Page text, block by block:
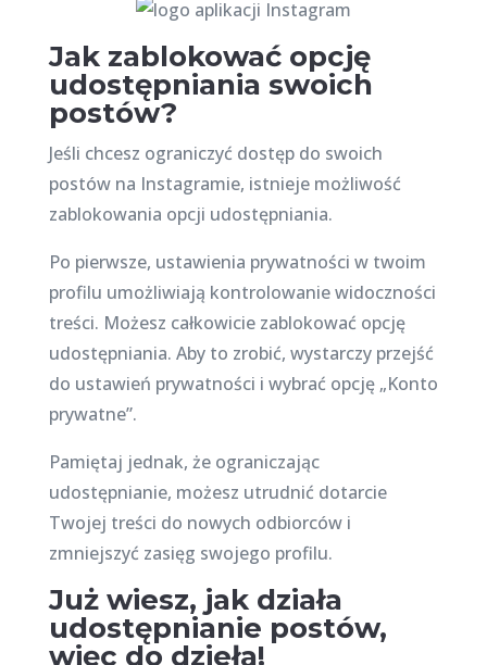
Jak zablokować opcję
udostępniania swoich
postów?
Jeśli chcesz ograniczyć dostęp do swoich
postów na Instagramie, istnieje możliwość
zablokowania opcji udostępniania.
Po pierwsze, ustawienia prywatności w twoim
profilu umożliwiają kontrolowanie widoczności
treści. Możesz całkowicie zablokować opcję
udostępniania. Aby to zrobić, wystarczy przejść
do ustawień prywatności i wybrać opcję „Konto
prywatne”.
Pamiętaj jednak, że ograniczając
udostępnianie, możesz utrudnić dotarcie
Twojej treści do nowych odbiorców i
zmniejszyć zasięg swojego profilu.
Już wiesz, jak działa
udostępnianie postów,
więc do dzieła!